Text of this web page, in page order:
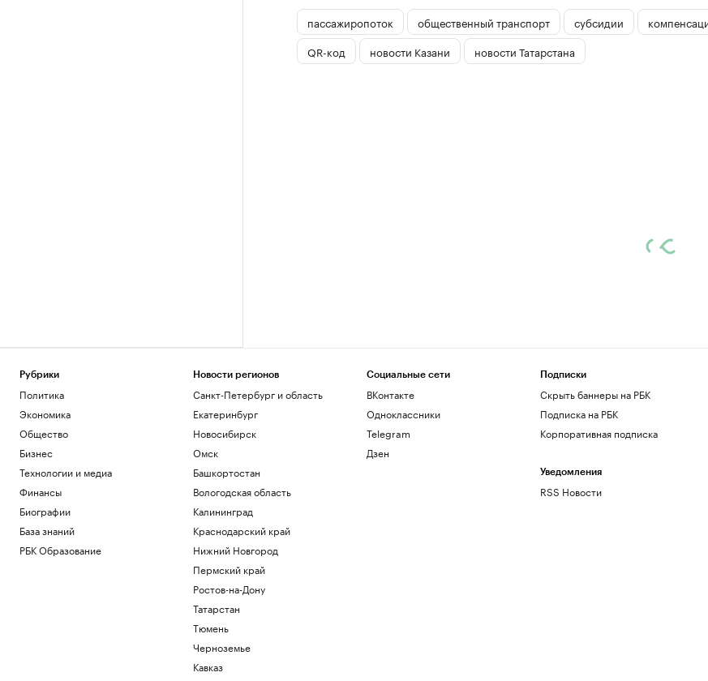
пассажиропоток общественный транспорт субсидии
QR-код
новости Казани новости Татарстана
Рубрики
Политика
Экономика
Общество
Бизнес
Технологии и медиа
Финансы
Биографии
База знаний
РБК Образование
Новости регионов
Санкт-Петербург и область
Екатеринбург
Новосибирск
Омск
Башкортостан
Вологодская область
Калининград
Краснодарский край
Нижний Новгород
Пермский край
Ростов-на-Дону
Татарстан
Тюмень
Черноземье
Кавказ
Социальные сети
ВКонтакте
Одноклассники
Telegram
Дзен
Подписки
Скрыть баннеры на РБК
Подписка на РБК
Корпоративная подписка
Уведомления
RSS Новости